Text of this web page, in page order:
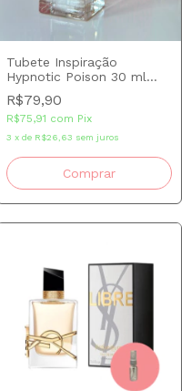
Tubete Inspiração
Hypnotic Poison 30 ml
Brand Collection
R$79,90
R$75,91 com Pix
3 x de R$26,63 sem juros